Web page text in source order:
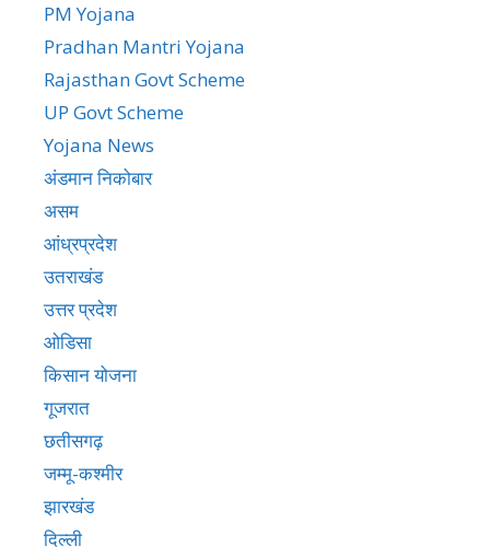
PM Yojana
Pradhan Mantri Yojana
Rajasthan Govt Scheme
UP Govt Scheme
Yojana News
अंडमान निकोबार
असम
आंध्रप्रदेश
उतराखंड
उत्तर प्रदेश
ओडिसा
किसान योजना
गूजरात
छतीसगढ़
जम्मू-कश्मीर
झारखंड
दिल्ली